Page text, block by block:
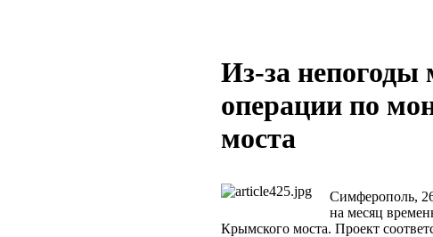
Из-за непогоды
операции по
моста
Симферополь,
на месяц
Крымского моста. Проект